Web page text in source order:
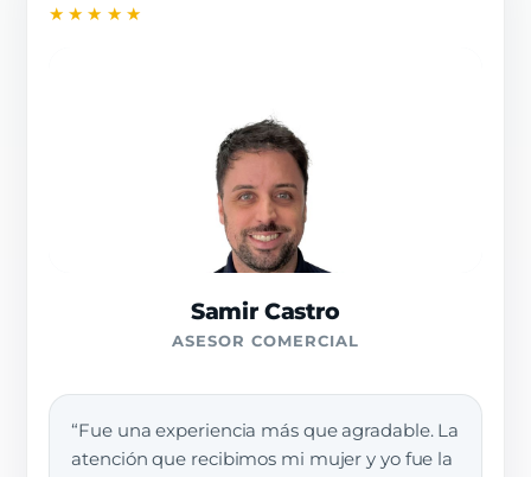
★★★★★
Samir Castro
ASESOR COMERCIAL
“Fue una experiencia más que agradable. La
atención que recibimos mi mujer y yo fue la